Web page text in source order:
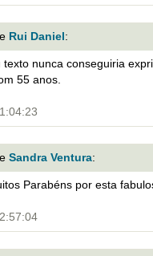
Rui Daniel :
texto nunca conseguiria
55 anos.
Sandra Ventura:
Parabéns por esta